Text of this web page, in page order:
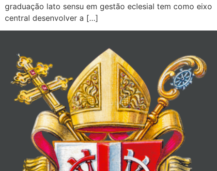
graduação lato sensu em gestão eclesial tem como eixo
central desenvolver a […]